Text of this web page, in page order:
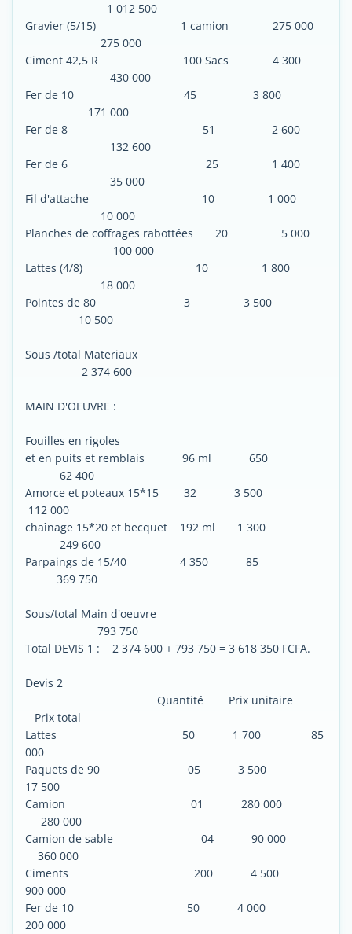
1 012 500
Gravier (5/15) 1 camion 275 000
275 000
Ciment 42,5 R 100 Sacs 4 300
430 000
Fer de 10 45 3 800
171 000
Fer de 8 51 2 600
132 600
Fer de 6 25 1 400
35 000
Fil d'attache 10 1 000
10 000
Planches de coffrages rabottées 20 5 000
100 000
Lattes (4/8) 10 1 800
18 000
Pointes de 80 3 3 500
10 500
Sous /total Materiaux
2 374 600
MAIN D'OEUVRE :
Fouilles en rigoles
et en puits et remblais 96 ml 650
62 400
Amorce et poteaux 15*15 32 3 500
112 000
chaînage 15*20 et becquet 192 ml 1 300
249 600
Parpaings de 15/40 4 350 85
369 750
Sous/total Main d'oeuvre
793 750
Total DEVIS 1 : 2 374 600 + 793 750 = 3 618 350 FCFA.
Devis 2
Quantité Prix unitaire
Prix total
Lattes 50 1 700 85
000
Paquets de 90 05 3 500
17 500
Camion 01 280 000
280 000
Camion de sable 04 90 000
360 000
Ciments 200 4 500
900 000
Fer de 10 50 4 000
200 000